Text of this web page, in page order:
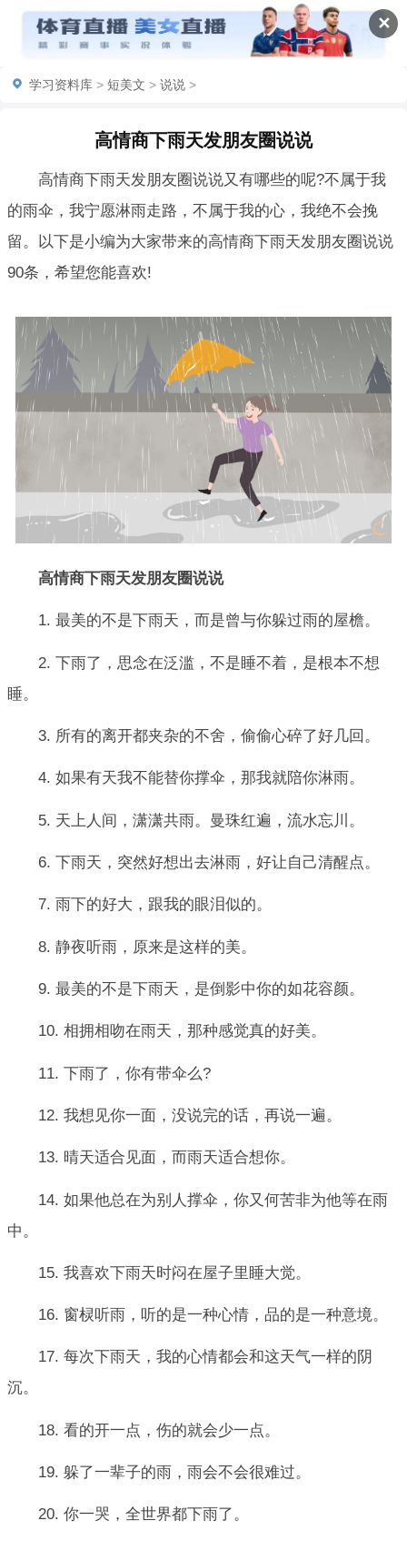
✕
学习资料库 > 短美文 > 说说 >
高情商下雨天发朋友圈说说
高情商下雨天发朋友圈说说又有哪些的呢?不属于我
的雨伞，我宁愿淋雨走路，不属于我的心，我绝不会挽
留。以下是小编为大家带来的高情商下雨天发朋友圈说说
90条，希望您能喜欢!
高情商下雨天发朋友圈说说
1. 最美的不是下雨天，而是曾与你躲过雨的屋檐。
2. 下雨了，思念在泛滥，不是睡不着，是根本不想
睡。
3. 所有的离开都夹杂的不舍，偷偷心碎了好几回。
4. 如果有天我不能替你撑伞，那我就陪你淋雨。
5. 天上人间，潇潇共雨。曼珠红遍，流水忘川。
6. 下雨天，突然好想出去淋雨，好让自己清醒点。
7. 雨下的好大，跟我的眼泪似的。
8. 静夜听雨，原来是这样的美。
9. 最美的不是下雨天，是倒影中你的如花容颜。
10. 相拥相吻在雨天，那种感觉真的好美。
11. 下雨了，你有带伞么?
12. 我想见你一面，没说完的话，再说一遍。
13. 晴天适合见面，而雨天适合想你。
14. 如果他总在为别人撑伞，你又何苦非为他等在雨
中。
15. 我喜欢下雨天时闷在屋子里睡大觉。
16. 窗棂听雨，听的是一种心情，品的是一种意境。
17. 每次下雨天，我的心情都会和这天气一样的阴
沉。
18. 看的开一点，伤的就会少一点。
19. 躲了一辈子的雨，雨会不会很难过。
20. 你一哭，全世界都下雨了。